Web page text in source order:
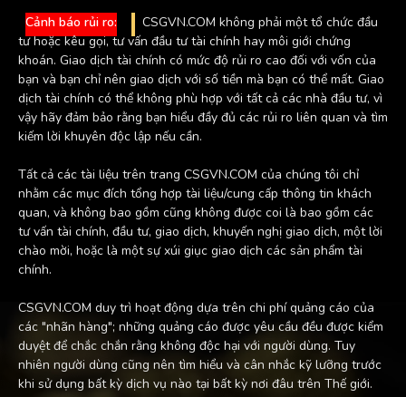
Cảnh báo rủi ro:
CSGVN.COM không phải một tổ chức đầu
tư hoặc kêu gọi, tư vấn đầu tư tài chính hay môi giới chứng
khoán. Giao dịch tài chính có mức độ rủi ro cao đối với vốn của
bạn và bạn chỉ nên giao dịch với số tiền mà bạn có thể mất. Giao
dịch tài chính có thể không phù hợp với tất cả các nhà đầu tư, vì
vậy hãy đảm bảo rằng bạn hiểu đầy đủ các rủi ro liên quan và tìm
kiếm lời khuyên độc lập nếu cần.
Tất cả các tài liệu trên trang CSGVN.COM của chúng tôi chỉ
nhằm các mục đích tổng hợp tài liệu/cung cấp thông tin khách
quan, và không bao gồm cũng không được coi là bao gồm các
tư vấn tài chính, đầu tư, giao dịch, khuyến nghị giao dịch, một lời
chào mời, hoặc là một sự xúi giục giao dịch các sản phẩm tài
chính.
CSGVN.COM duy trì hoạt động dựa trên chi phí quảng cáo của
các "nhãn hàng"; những quảng cáo được yêu cầu đều được kiểm
duyệt để chắc chắn rằng không độc hại với người dùng. Tuy
nhiên người dùng cũng nên tìm hiểu và cân nhắc kỹ lưỡng trước
khi sử dụng bất kỳ dịch vụ nào tại bất kỳ nơi đâu trên Thế giới.